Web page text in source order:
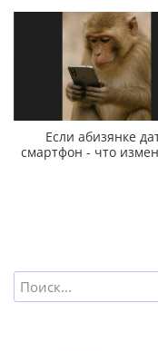
Если абизянке
смартфон - что